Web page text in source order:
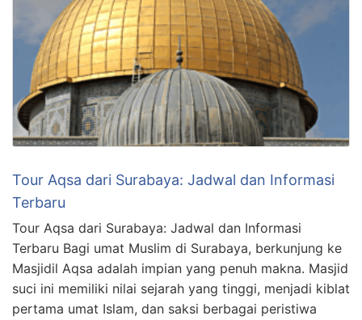
Tour Aqsa dari Surabaya: Jadwal dan Informasi
Terbaru
Tour Aqsa dari Surabaya: Jadwal dan Informasi
Terbaru Bagi umat Muslim di Surabaya, berkunjung ke
Masjidil Aqsa adalah impian yang penuh makna. Masjid
suci ini memiliki nilai sejarah yang tinggi, menjadi kiblat
pertama umat Islam, dan saksi berbagai peristiwa